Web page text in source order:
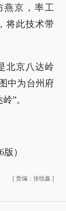
燕京，率工
将此技术带
北京八达岭
中为台州府
”。
）
[ 责编：张悦鑫 ]